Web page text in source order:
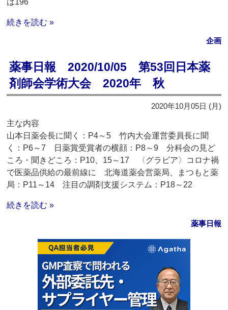
は196
続きを読む »
企画
薬事日報 2020/10/05 第53回日本薬
剤師会学術大会 2020年 秋
2020年10月05日 (月)
主な内容
山本日薬会長に聞く：P4～5 竹内大会運営委員長に聞
く：P6～7 日薬賞受賞者の横顔：P8～9 分科会の見ど
ころ・聞きどころ：P10、15～17 〈グラビア〉コロナ禍
で医薬品供給の最前線に 北海道薬会営薬局、まつもと薬
局：P11～14 注目の調剤支援システム：P18～22
続きを読む »
薬事日報